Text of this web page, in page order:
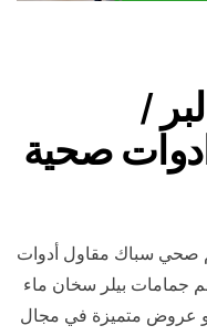
/
صحي سباك مقاول أدوات
جمامات بيلر سخان ماء
و عروض متميزة في مجال